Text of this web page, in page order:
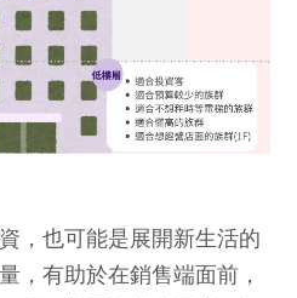
，也可能是展開新生活的
，有助於在銷售端面前，